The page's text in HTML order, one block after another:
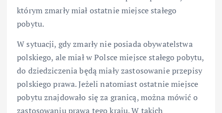
którym zmarły miał ostatnie miejsce stałego
pobytu.
W sytuacji, gdy zmarły nie posiada obywatelstwa
polskiego, ale miał w Polsce miejsce stałego pobytu,
do dziedziczenia będą miały zastosowanie przepisy
polskiego prawa. Jeżeli natomiast ostatnie miejsce
pobytu znajdowało się za granicą, można mówić o
zastosowaniu prawa tego kraju. W takich